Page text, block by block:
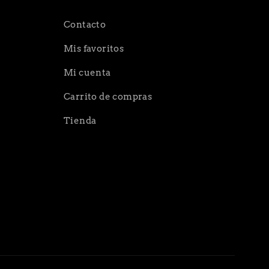
Contacto
Mis favoritos
Mi cuenta
Carrito de compras
Tienda